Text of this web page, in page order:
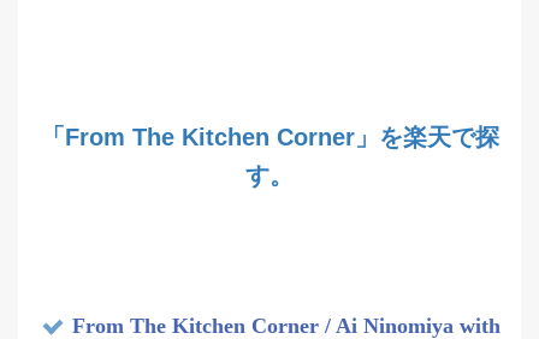
「From The Kitchen Corner」を楽天で探
す。
From The Kitchen Corner / Ai Ninomiya with